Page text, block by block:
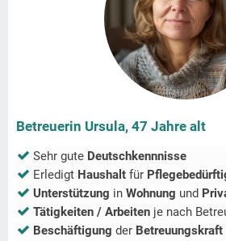
Betreuerin Ursula, 47 Jahre alt
Sehr gute Deutschkennnisse
Erledigt Haushalt für
Unterstützung in Wohnung und
Tätigkeiten / Arbeiten je nach
Beschäftigung der Betreuungskraft